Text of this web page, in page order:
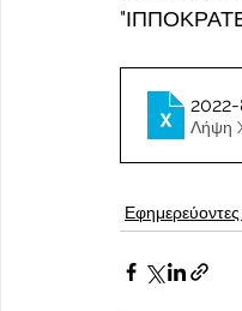
Λήψη
Εφημερεύοντες